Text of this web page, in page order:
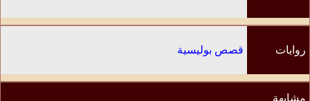
روايات
مشابهة
قصص بوليسية